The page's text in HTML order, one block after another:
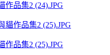
作品集2 (24).JPG
作品集2 (25).JPG